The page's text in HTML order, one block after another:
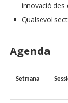
innovació des
Qualsevol
Agenda
Setmana